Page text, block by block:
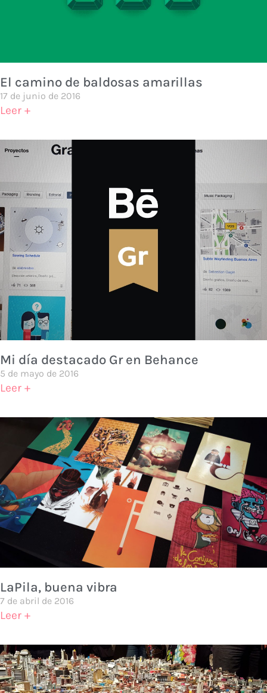
El camino de baldosas amarillas
17 de junio de 2016
Leer +
Mi día destacado Gr en Behance
5 de mayo de 2016
Leer +
LaPila, buena vibra
7 de abril de 2016
Leer +